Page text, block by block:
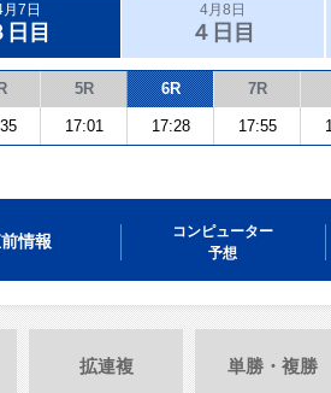
月7日
日目
4月8日
４日目
5R 6R 7R
17:01 17:28 17:55
情報
コンピューター
予想
拡連複 単勝・複勝